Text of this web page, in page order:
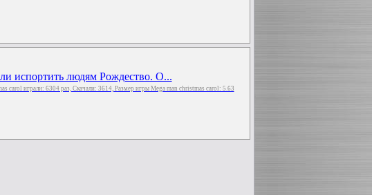
испортить людям Рождество. О...
carol играли: 6304 раз, Скачали: 3614, Размер игры Mega man christmas carol: 5.63